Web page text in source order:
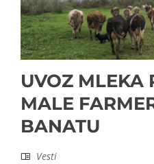
UVOZ MLEKA
MALE
BANATU
Vesti